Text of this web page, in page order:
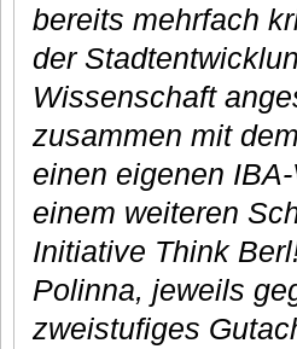
bereits mehrfach
der
Wissenschaft
zusammen mit
einen eigenen
einem weiteren
Initiative Think
Polinna, jeweils
zweistufiges